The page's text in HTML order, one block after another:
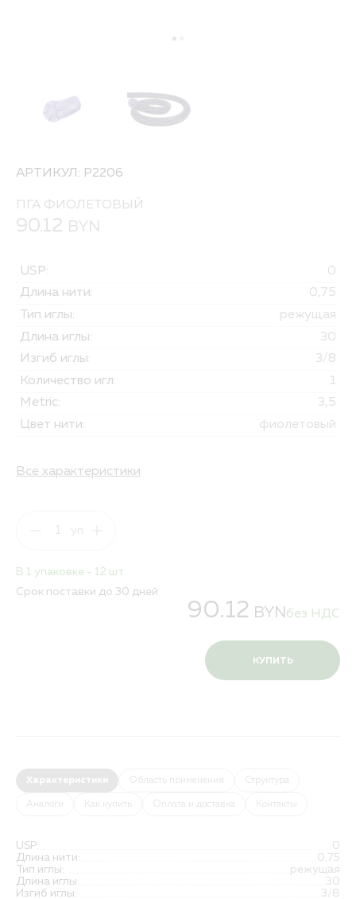
АРТИКУЛ: P2206
ПГА ФИОЛЕТОВЫЙ
90.12 BYN
USP:
0
Длина нити:
0,75
Тип иглы:
режущая
Длина иглы:
30
Изгиб иглы:
3/8
Количество игл:
1
Metric:
3,5
Цвет нити:
фиолетовый
Все характеристики
В 1 упаковке - 12 шт.
Срок поставки до 30 дней
90.12 BYN без НДС
КУПИТЬ
Характеристики Область применения Структура
Аналоги Как купить Оплата и доставка Контакты
USP:
0
Длина нити:
0,75
Тип иглы:
режущая
Длина иглы:
30
Изгиб иглы:
3/8